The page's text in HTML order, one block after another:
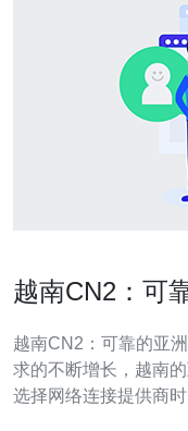
越南CN2：可
越南CN2：可靠的亚洲网络连接选
求的不断增长，越南
选择网络连接提供商